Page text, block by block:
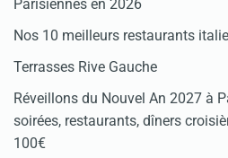
Parisiennes en 2026
Nos 10 meilleurs restaurants
Terrasses Rive Gauche
Réveillons du Nouvel An 2027 à
soirées, restaurants, dîners
100€